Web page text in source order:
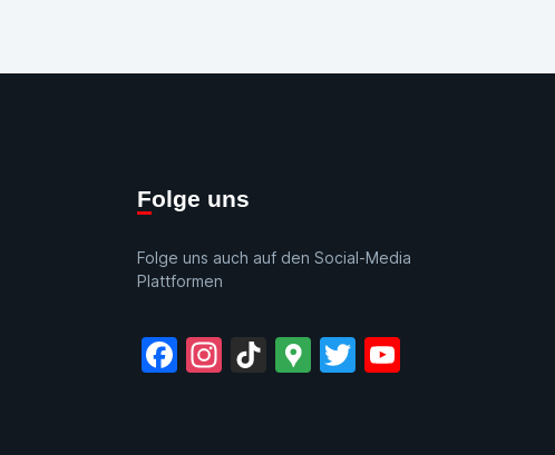
Folge uns
Folge uns auch auf den Social-Media
Plattformen
Facebook
Instagram
TikTok
GoogleTwitter